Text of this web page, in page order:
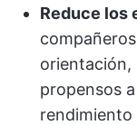
Reduce los
orientación,
propensos
rendimiento